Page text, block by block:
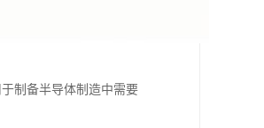
制备半导体制造中需要